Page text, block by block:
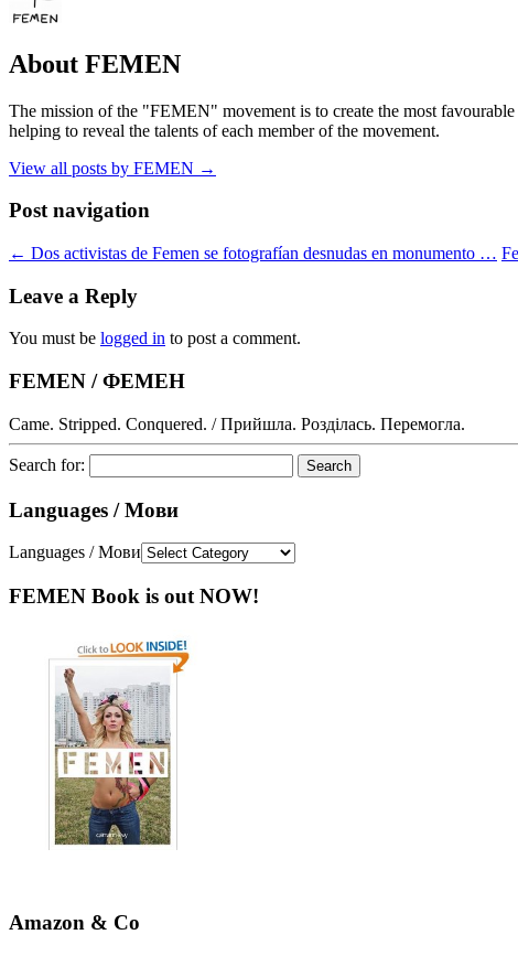
About FEMEN
The mission of the "FEMEN" movement is to create the most
helping to reveal the talents of each member of the movement.
View all posts by FEMEN →
Post navigation
← Dos activistas de Femen se fotografían desnudas en monumento …
Leave a Reply
You must be logged in to post a comment.
FEMEN / ФЕМЕН
Came. Stripped. Conquered. / Прийшла. Розділась. Перемогла.
Search for:
Languages / Мови
Languages / Мови
FEMEN Book is out NOW!
Amazon & Co